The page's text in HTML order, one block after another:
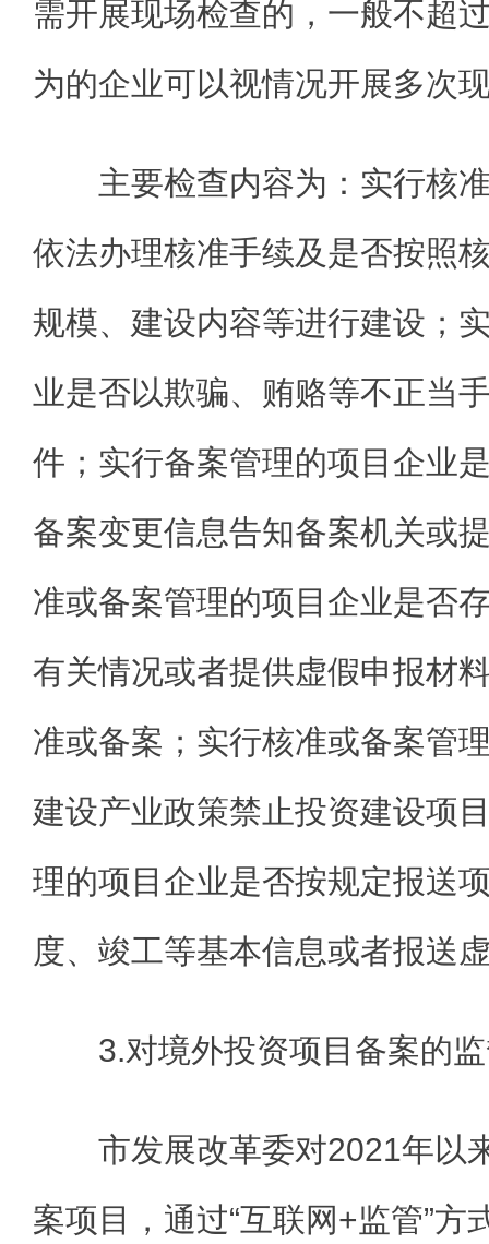
需开展现场检查的，一般不超
为的企业可以视情况开展多次
主要检查内容为：实行核
依法办理核准手续及是否按照
规模、建设内容等进行建设；
业是否以欺骗、贿赂等不正当
件；实行备案管理的项目企业
备案变更信息告知备案机关或
准或备案管理的项目企业是否
有关情况或者提供虚假申报材
准或备案；实行核准或备案管
建设产业政策禁止投资建设项
理的项目企业是否按规定报送
度、竣工等基本信息或者报送
3.对境外投资项目备案的
市发展改革委对2021年以
案项目，通过“互联网+监管”方